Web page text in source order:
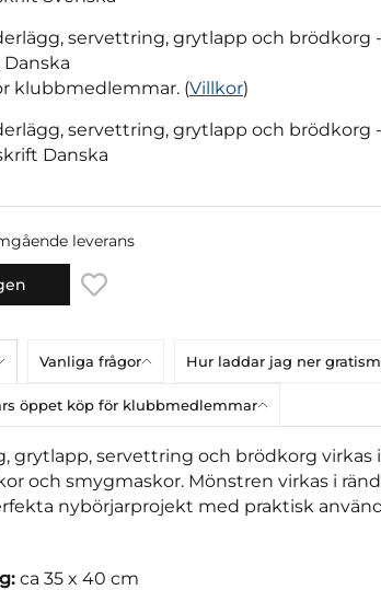
servettring, grytlapp och brödkorg -
klubbmedlemmar. (Villkor)
servettring, grytlapp och brödkorg -
Danska
leverans
Vanliga frågor Hur laddar jag ner
öppet köp för klubbmedlemmar
grytlapp, servettring och brödkorg virkas
och smygmaskor. Mönstren virkas i
nybörjarprojekt med praktisk
ca 35 x 40 cm